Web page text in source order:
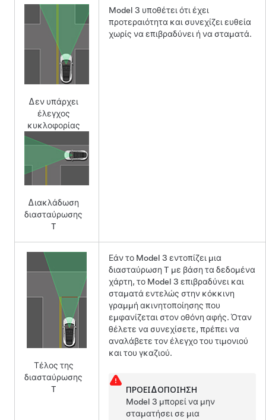
Δεν υπάρχει
έλεγχος
κυκλοφορίας
Διακλάδωση
διασταύρωσης
T
Model 3 υποθέτει ότι έχει
προτεραιότητα και συνεχίζει ευθεία
χωρίς να επιβραδύνει ή να σταματά.
Τέλος της
διασταύρωσης
T
Εάν το Model 3 εντοπίζει μια
διασταύρωση T με βάση τα δεδομένα
χάρτη, το Model 3 επιβραδύνει και
σταματά εντελώς στην κόκκινη
γραμμή ακινητοποίησης που
εμφανίζεται στονοθόνη αφής. Όταν
θέλετε να συνεχίσετε, πρέπει να
αναλάβετε τον έλεγχο του τιμονιού
και του γκαζιού.
ΠΡΟΕΙΔΟΠΟΊΗΣΗ
Model 3 μπορεί να μην
σταματήσει σε μια